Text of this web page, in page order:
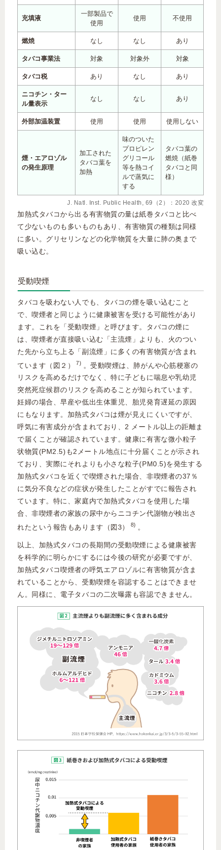
充填液
一部製品で
使用
使用 不使用
燃焼 なし なし あり
タバコ事業法 対象 対象外 対象
タバコ税 あり なし あり
ニコチン・ター
ル量表示
なし なし あり
外部加温装置 使用 使用 使用しない
煙・エアロゾル
の発生原理
加工された
タバコ葉を
加熱
味のついた
プロピレン
グリコール
等を熱コイ
ルで蒸気に
する
タバコ葉の
燃焼（紙巻
タバコと同
様）
J. Natl. Inst. Public Health, 69（2）：2020 改変
加熱式タバコから出る有害物質の量は紙巻タバコと比べ
て少ないものも多いものもあり、有害物質の種類は同様
に多い。グリセリンなどの化学物質を大量に肺の奥まで
吸い込む。
受動喫煙
タバコを吸わない人でも、タバコの煙を吸い込むこと
で、喫煙者と同じように健康被害を受ける可能性があり
ます。これを「受動喫煙」と呼びます。タバコの煙に
は、喫煙者が直接吸い込む「主流煙」よりも、火のつい
た先から立ち上る「副流煙」に多くの有害物質が含まれ
ています（図２）
7)
。受動喫煙は、肺がんや心筋梗塞の
リスクを高めるだけでなく、特に子どもに喘息や乳幼児
突然死症候群のリスクを高めることが知られています。
妊婦の場合、早産や低出生体重児、胎児発育遅延の原因
にもなります。加熱式タバコは煙が見えにくいですが、
呼気に有害成分が含まれており、2 メートル以上の距離ま
で届くことが確認されています。健康に有害な微小粒子
状物質(PM2.5)も2メートル地点に十分届くことが示され
ており、実際にそれよりも小さな粒子(PM0.5)を発生する
加熱式タバコを近くで喫煙された場合、非喫煙者の37％
に気分不良などの症状が発生したことがすでに報告され
ています。特に、家庭内で加熱式タバコを使用した場
合、非喫煙者の家族の尿中からニコチン代謝物が検出さ
れたという報告もあります（図3）
8) 。
以上、加熱式タバコの長期間の受動喫煙による健康被害
を科学的に明らかにするには今後の研究が必要ですが、
加熱式タバコ喫煙者の呼気エアロゾルに有害物質が含ま
れていることから、受動喫煙を容認することはできませ
ん。同様に、電子タバコの二次曝露も容認できません。